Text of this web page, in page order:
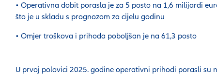
• Operativna dobit porasla je za 5 posto na 1,6 milijardi
što je u skladu s prognozom za cijelu godinu
• Omjer troškova i prihoda poboljšan je na 61,3 posto
U prvoj polovici 2025. godine operativni prihodi porasli su